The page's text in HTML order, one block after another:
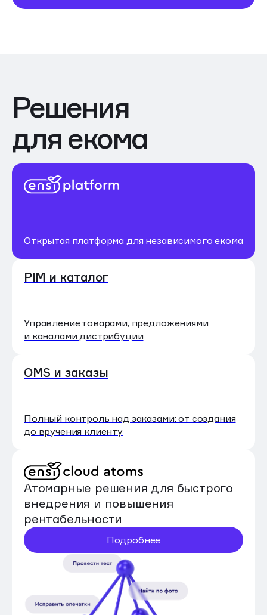
Решения
для екома
Открытая платформа для независимого екома
PIM и каталог
Управление товарами, предложениями
и каналами дистрибуции
OMS и заказы
Полный контроль над заказами: от создания
до вручения клиенту
Атомарные решения для быстрого
внедрения и повышения
рентабельности
Подробнее